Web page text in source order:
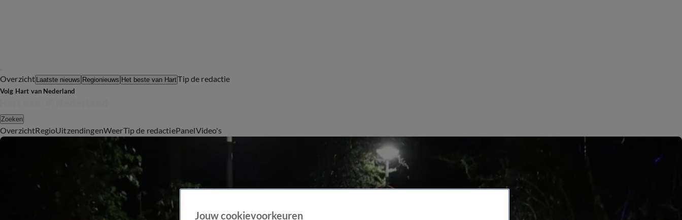
Overzicht Laatste nieuws Regionieuws Het beste van HartTip de redactie
Volg Hart van Nederland
Zoeken
OverzichtRegioUitzendingenWeerTip de redactiePanelVideo's
Jouw cookievoorkeuren